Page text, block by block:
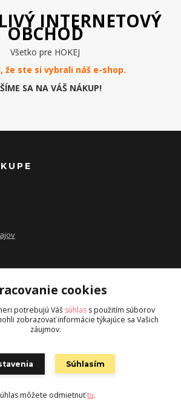
INTERNETOVÝ
OBCHOD
Všetko pre HOKEJ
že ste si vybrali náš e-shop.
SA NA VÁŠ NÁKUP!
cookies
potrebujú Váš súhlas s použitím súborov
zobrazovať informácie týkajúce sa Vašich
záujmov.
Súhlasím
môžete odmietnuťtu.